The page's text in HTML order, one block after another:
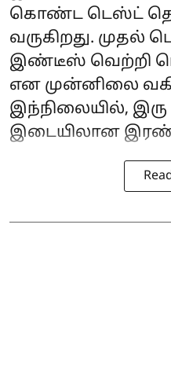
கொண்ட டெஸ்ட்
வருகிறது. முதல்
இண்டீஸ் வெற்றி
என முன்னிலை
இந்நிலையில்,
இடையிலான